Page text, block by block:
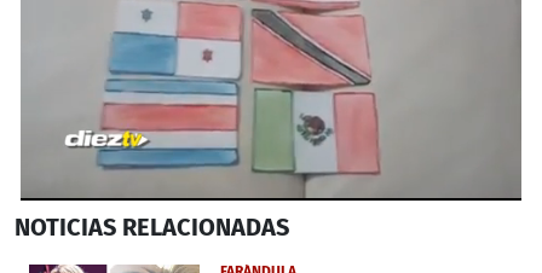
seconds
5
NOTICIAS RELACIONADAS